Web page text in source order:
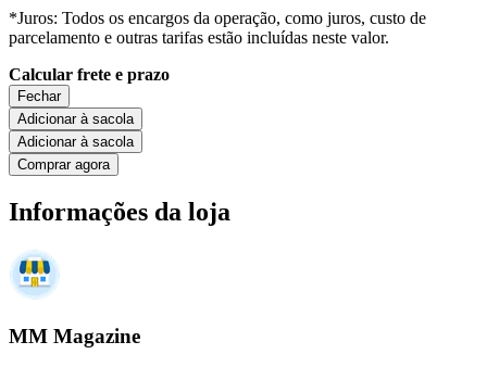
*Juros: Todos os encargos da operação, como juros, custo de
parcelamento e outras tarifas estão incluídas neste valor.
Calcular frete e prazo
Fechar
Adicionar à sacola
Adicionar à sacola
Comprar agora
Informações da loja
MM Magazine